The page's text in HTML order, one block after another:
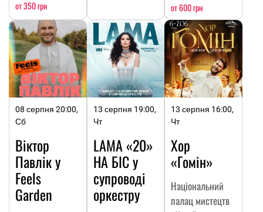
от 350 грн от 600 грн
08 серпня 20:00,
Сб
Віктор
Павлік у
Feels
Garden
13 серпня 19:00,
Чт
LAMA «20»
НА БІС у
супроводі
оркестру
13 серпня 16:00,
Чт
Хор
«Гомін»
Національний
палац мистецтв